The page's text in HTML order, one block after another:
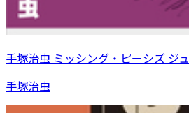
手塚治虫 ミッシング・ピーシズ ジ
手塚治虫